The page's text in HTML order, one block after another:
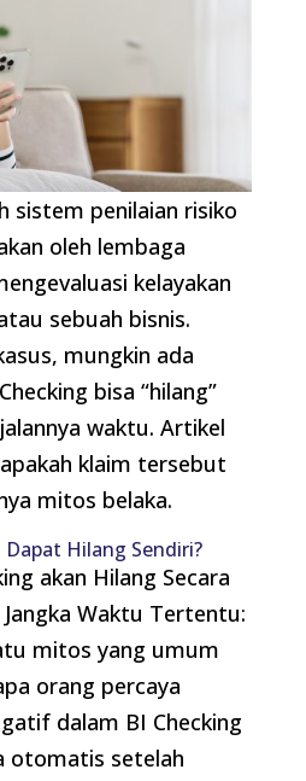
sistem penilaian risiko
oleh lembaga
kelayakan
sebuah bisnis.
mungkin ada
bisa “hilang”
waktu. Artikel
klaim tersebut
mitos belaka.
Hilang Sendiri?
akan Hilang Secara
Waktu Tertentu:
mitos yang umum
orang percaya
dalam BI Checking
otomatis setelah